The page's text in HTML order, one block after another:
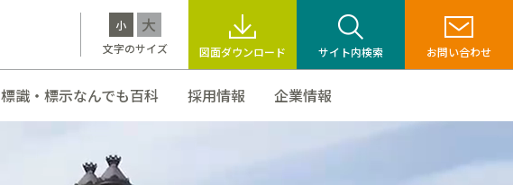
小 大
文字のサイズ 図面ダウンロード サイト内検索 お問い合わせ
標識・標示なんでも百科 採用情報 企業情報